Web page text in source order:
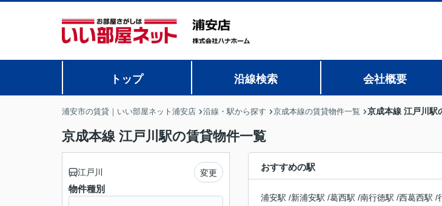
トップ 沿線検索 会社概要
浦安市の賃貸｜いい部屋ネット浦安店 沿線・駅から探す 京成本線の賃貸物件一覧 京成本線 江戸川駅
京成本線 江戸川駅の賃貸物件一覧
おすすめの駅
浦安駅 /新浦安駅 /葛西駅 /南行徳駅 /西葛西駅 /
江戸川 変更
物件種別